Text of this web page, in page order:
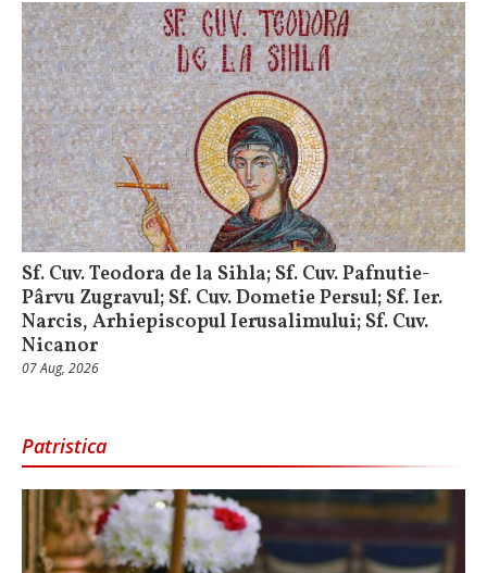
Sf. Cuv. Teodora de la Sihla; Sf. Cuv. Pafnutie-
Pârvu Zugravul; Sf. Cuv. Dometie Persul; Sf. Ier.
Narcis, Arhiepiscopul Ierusalimului; Sf. Cuv.
Nicanor
07 Aug, 2026
Patristica